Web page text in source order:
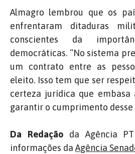
Almagro lembrou que os
enfrentaram ditaduras
conscientes da
democráticas. “No sistema
um contrato entre as
eleito. Isso tem que ser
certeza jurídica que embasa
garantir o cumprimento desse
Da Redaçãoda Agência
informações daAgência